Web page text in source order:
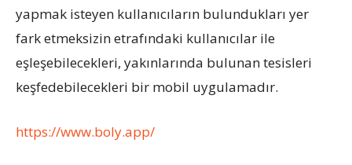
yapmak isteyen kullanıcıların bulundukları yer
fark etmeksizin etrafındaki kullanıcılar ile
eşleşebilecekleri, yakınlarında bulunan tesisleri
keşfedebilecekleri bir mobil uygulamadır.
https://www.boly.app/